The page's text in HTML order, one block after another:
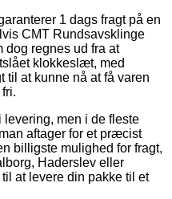
1 dags fragt på en
CMT Rundsavsklinge
dog regnes ud fra at
klokkeslæt, med
til at kunne nå at få varen
men i de fleste
aftager for et præcist
billigste mulighed for fragt,
Haderslev eller
at levere din pakke til et